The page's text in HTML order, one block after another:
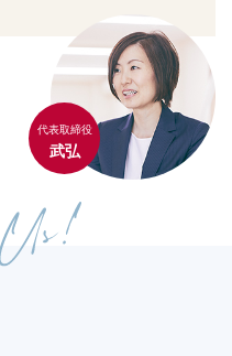
代表取締役
武弘